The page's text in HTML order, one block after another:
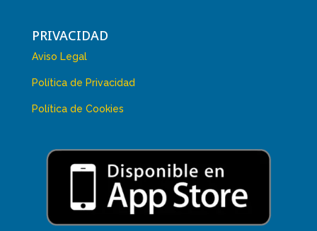
PRIVACIDAD
Aviso Legal
Política de Privacidad
Política de Cookies